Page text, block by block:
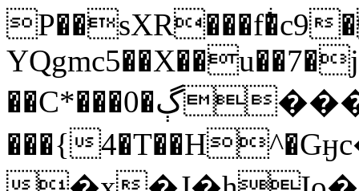
P��sXR���f�ͥc9
��C*���0�ڳ���z��M9ҫ�Y2�>��\P�.�)�*��5U�KۀZZ�
���{